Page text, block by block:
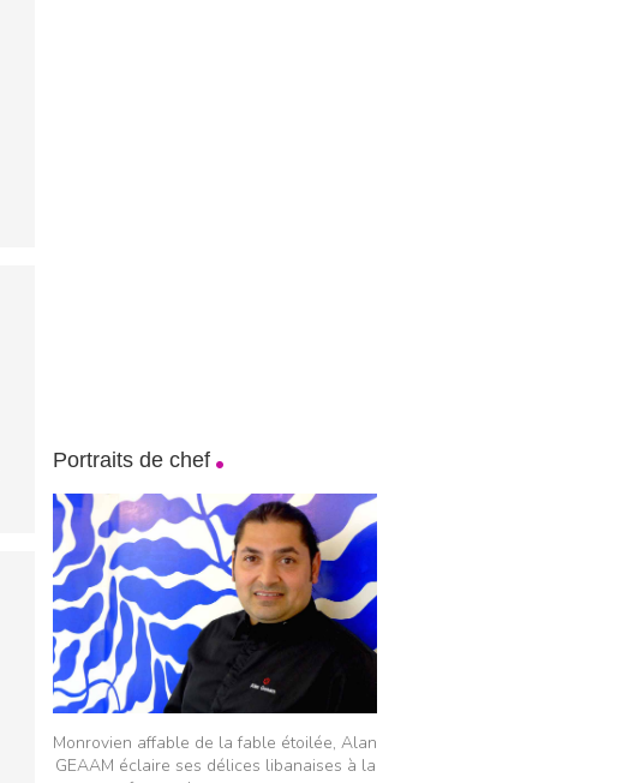
Portraits de chef
Monrovien affable de la fable étoilée, Alan
GEAAM éclaire ses délices libanaises à la